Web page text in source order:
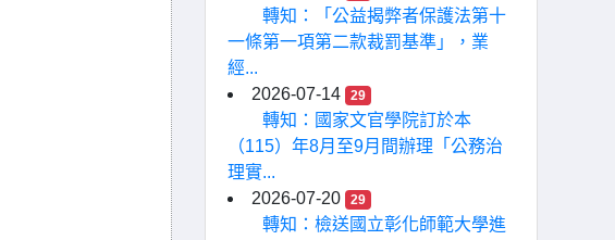
轉知：「公益揭弊者保護法第十
一條第一項第二款裁罰基準」，業
經...
2026-07-14
29
轉知：國家文官學院訂於本
（115）年8月至9月間辦理「公務治
理實...
2026-07-20
29
轉知：檢送國立彰化師範大學進